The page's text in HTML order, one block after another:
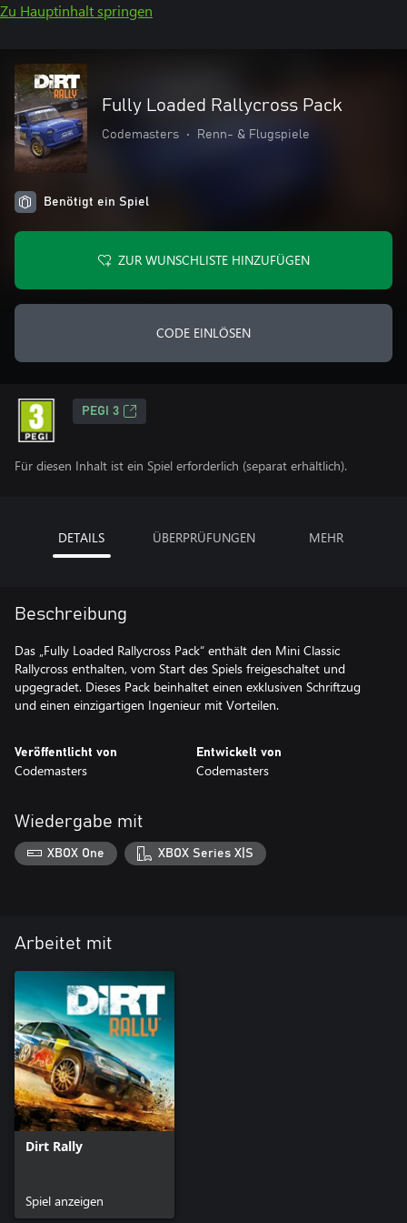
Zu Hauptinhalt springen
Fully Loaded Rallycross Pack
Codemasters • Renn- & Flugspiele
Benötigt ein Spiel
ZUR WUNSCHLISTE HINZUFÜGEN
CODE EINLÖSEN
PEGI 3
Für diesen Inhalt ist ein Spiel erforderlich (separat erhältlich).
DETAILS ÜBERPRÜFUNGEN MEHR
Beschreibung
Das „Fully Loaded Rallycross Pack“ enthält den Mini Classic
Rallycross enthalten, vom Start des Spiels freigeschaltet und
upgegradet. Dieses Pack beinhaltet einen exklusiven Schriftzug
und einen einzigartigen Ingenieur mit Vorteilen.
Veröffentlicht von
Codemasters
Entwickelt von
Codemasters
Wiedergabe mit
XBOX One XBOX Series X|S
Arbeitet mit
Dirt Rally
Spiel anzeigen